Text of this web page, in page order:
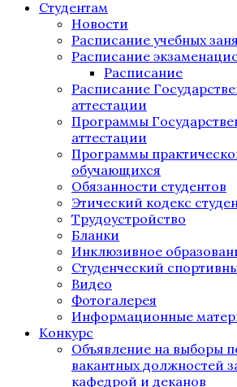
Студентам
Новости
Расписание учебных
Расписание
Расписание
Расписание
аттестации
Программы
аттестации
Программы
обучающихся
Обязанности студентов
Этический кодекс
Трудоустройство
Бланки
Инклюзивное
Студенческий
Видео
Фотогалерея
Информационные
Конкурс
Объявление на выборы
вакантных должностей
кафедрой и деканов